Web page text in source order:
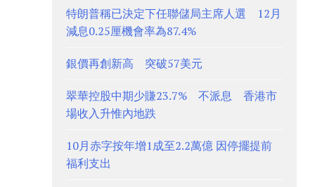
特朗普稱已決定下任聯儲局主席人選 12月
減息0.25厘機會率為87.4%
銀價再創新高 突破57美元
翠華控股中期少賺23.7% 不派息 香港市
場收入升惟內地跌
10月赤字按年增1成至2.2萬億 因停擺提前
福利支出